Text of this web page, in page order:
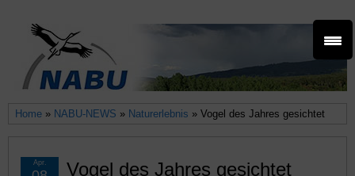
Home » NABU-NEWS » Naturerlebnis » Vogel des Jahres gesichtet
Vogel des Jahres gesichtet
Apr.